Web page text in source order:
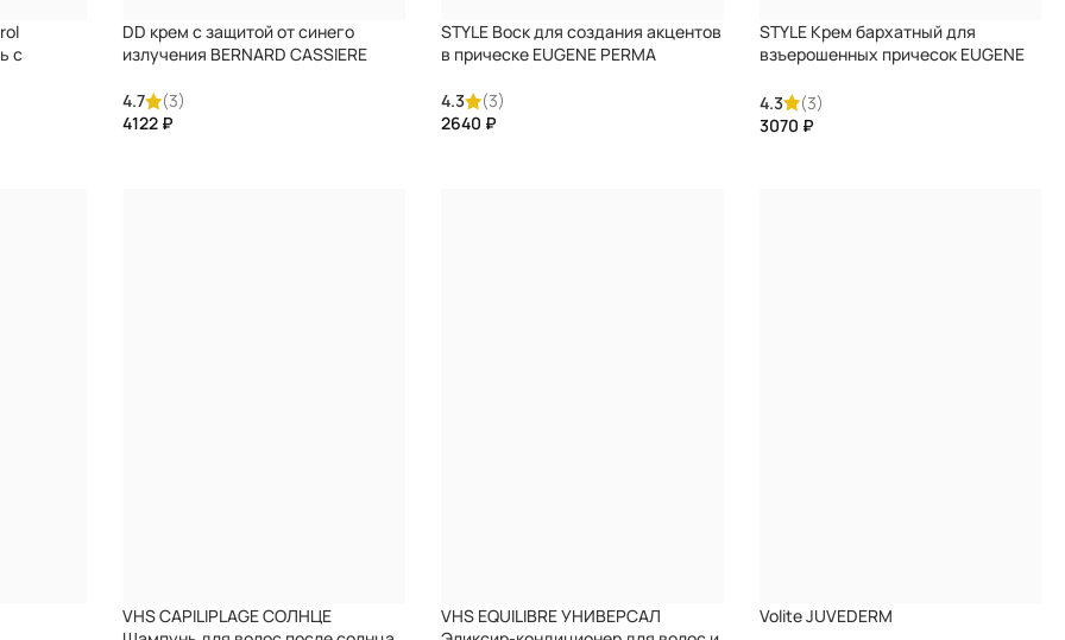
с
DD крем с защитой от синего
излучения BERNARD CASSIERE
4.7
(3)
₽
STYLE Воск для создания акцентов
в прическе EUGENE PERMA
4.3
(3)
₽
STYLE Крем бархатный для
взъерошенных причесок EUGENE
4.3
(3)
₽
VHS CAPILIPLAGE СОЛНЦЕ
VHS EQUILIBRE УНИВЕРСАЛ
Volite JUVEDERM